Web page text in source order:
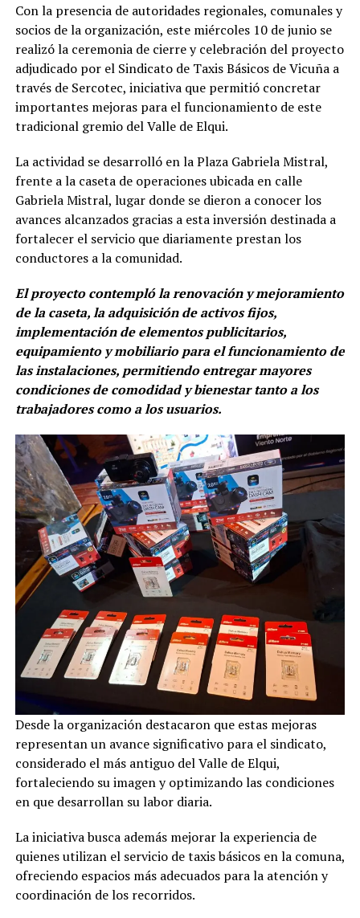
Con la presencia de autoridades regionales, comunales y
socios de la organización, este miércoles 10 de junio se
realizó la ceremonia de cierre y celebración del proyecto
adjudicado por el Sindicato de Taxis Básicos de Vicuña a
través de Sercotec, iniciativa que permitió concretar
importantes mejoras para el funcionamiento de este
tradicional gremio del Valle de Elqui.
La actividad se desarrolló en la Plaza Gabriela Mistral,
frente a la caseta de operaciones ubicada en calle
Gabriela Mistral, lugar donde se dieron a conocer los
avances alcanzados gracias a esta inversión destinada a
fortalecer el servicio que diariamente prestan los
conductores a la comunidad.
El proyecto contempló la renovación y mejoramiento
de la caseta, la adquisición de activos fijos,
implementación de elementos publicitarios,
equipamiento y mobiliario para el funcionamiento de
las instalaciones, permitiendo entregar mayores
condiciones de comodidad y bienestar tanto a los
trabajadores como a los usuarios.
Desde la organización destacaron que estas mejoras
representan un avance significativo para el sindicato,
considerado el más antiguo del Valle de Elqui,
fortaleciendo su imagen y optimizando las condiciones
en que desarrollan su labor diaria.
La iniciativa busca además mejorar la experiencia de
quienes utilizan el servicio de taxis básicos en la comuna,
ofreciendo espacios más adecuados para la atención y
coordinación de los recorridos.